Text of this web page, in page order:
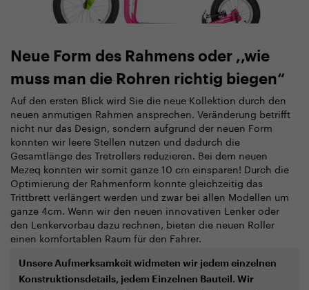
Neue Form des Rahmens oder ,,wie
muss man die Rohren richtig biegen“
Auf den ersten Blick wird Sie die neue Kollektion durch den
neuen anmutigen Rahmen ansprechen. Veränderung betrifft
nicht nur das Design, sondern aufgrund der neuen Form
konnten wir leere Stellen nutzen und dadurch die
Gesamtlänge des Tretrollers reduzieren. Bei dem neuen
Mezeq konnten wir somit ganze 10 cm einsparen! Durch die
Optimierung der Rahmenform konnte gleichzeitig das
Trittbrett verlängert werden und zwar bei allen Modellen um
ganze 4cm. Wenn wir den neuen innovativen Lenker oder
den Lenkervorbau dazu rechnen, bieten die neuen Roller
einen komfortablen Raum für den Fahrer.
Unsere Aufmerksamkeit widmeten wir jedem einzelnen
Konstruktionsdetails, jedem Einzelnen Bauteil. Wir